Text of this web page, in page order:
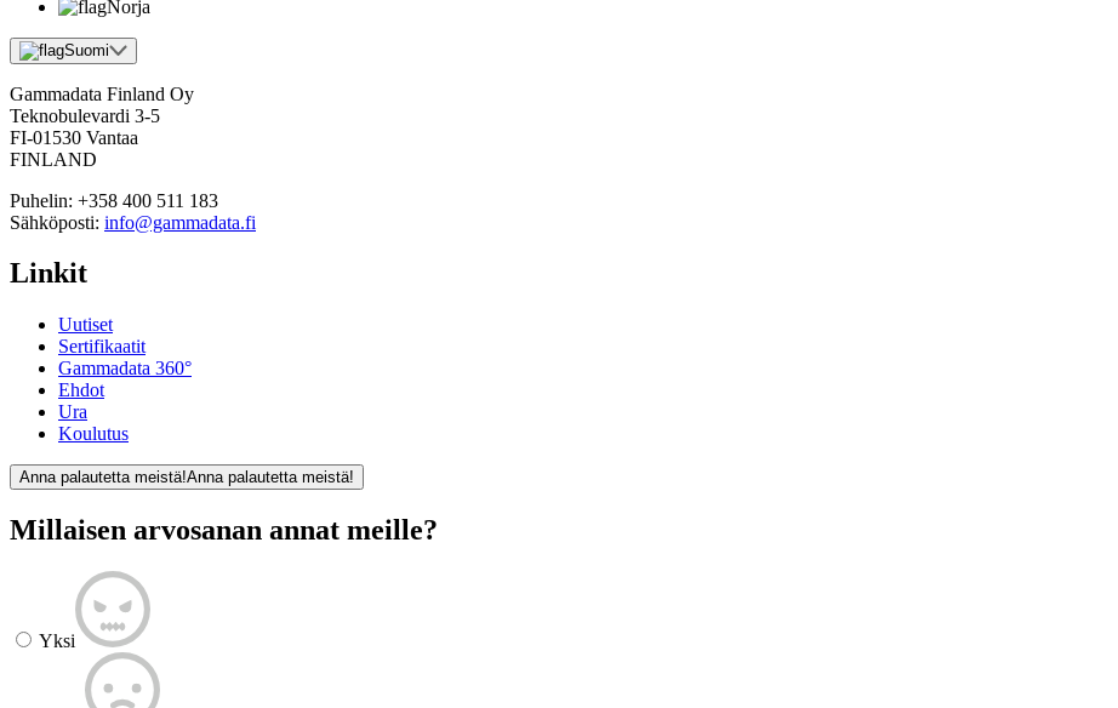
Norja
Suomi
Gammadata Finland Oy
Teknobulevardi 3-5
FI-01530 Vantaa
FINLAND
Puhelin: +358 400 511 183
Sähköposti: info@gammadata.fi
Linkit
Uutiset
Sertifikaatit
Gammadata 360°
Ehdot
Ura
Koulutus
Anna palautetta meistä!Anna palautetta meistä!
Millaisen arvosanan annat meille?
Yksi